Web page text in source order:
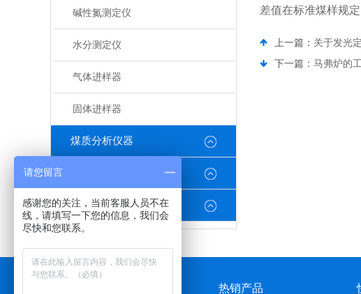
碱性氮测定仪
水分测定仪
气体进样器
固体进样器
煤质分析仪器
油品常规参数检测系类
差值在标准煤样规
上一篇： 关于发光
下一篇： 马弗炉的
热销产品
请您留言
感谢您的关注，当前客服人员不在
线，请填写一下您的信息，我们会
尽快和您联系。